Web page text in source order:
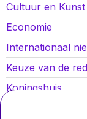
Cultuur en Kunst
Economie
Internationaal
Keuze van de
Koningshuis